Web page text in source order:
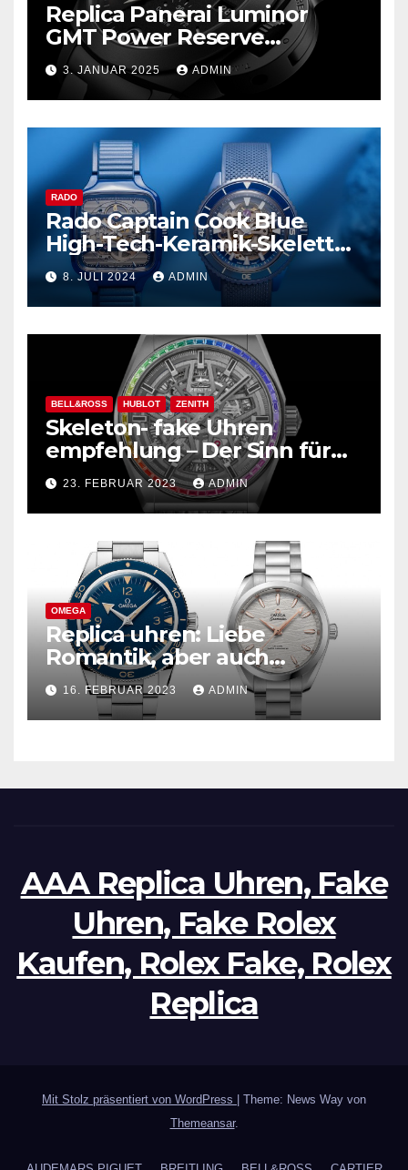
Replica Panerai Luminor
GMT Power Reserve
Ceramica und mehr
3. JANUAR 2025 ADMIN
RADO
Rado Captain Cook Blue
High-Tech-Keramik-Skelett
und mehr
8. JULI 2024 ADMIN
BELL&ROSS HUBLOT ZENITH
Skeleton- fake Uhren
empfehlung – Der Sinn für
Design ist überwältigend!
23. FEBRUAR 2023 ADMIN
OMEGA
Replica uhren: Liebe
Romantik, aber auch
praktisch, empfohlen für den
täglichen Gebrauch
16. FEBRUAR 2023 ADMIN
AAA Replica Uhren, Fake
Uhren, Fake Rolex
Kaufen, Rolex Fake, Rolex
Replica
Mit Stolz präsentiert von WordPress
Theme: News Way von
Themeansar.